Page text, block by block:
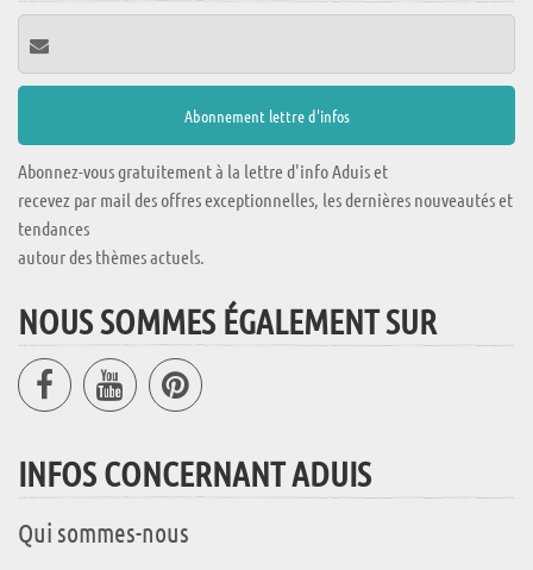
Abonnez-vous gratuitement à la lettre d'info Aduis et
recevez par mail des offres exceptionnelles, les dernières nouveautés et
tendances
autour des thèmes actuels.
NOUS SOMMES ÉGALEMENT SUR
INFOS CONCERNANT ADUIS
Qui sommes-nous